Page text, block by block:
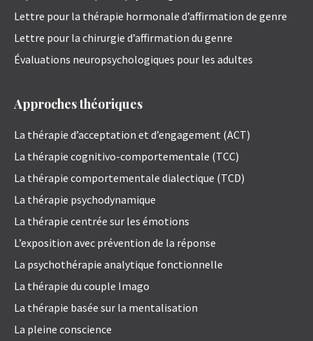
Lettre pour la thérapie hormonale d’affirmation de genre
Lettre pour la chirurgie d’affirmation du genre
Évaluations neuropsychologiques pour les adultes
Approches théoriques
La thérapie d’acceptation et d’engagement (ACT)
La thérapie cognitivo-comportementale (TCC)
La thérapie comportementale dialectique (TCD)
La thérapie psychodynamique
La thérapie centrée sur les émotions
L’exposition avec prévention de la réponse
La psychothérapie analytique fonctionnelle
La thérapie du couple Imago
La thérapie basée sur la mentalisation
La pleine conscience